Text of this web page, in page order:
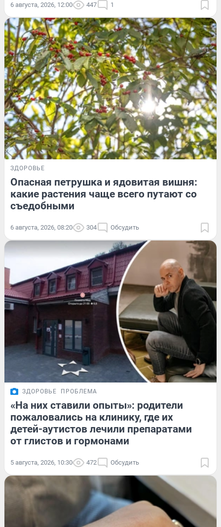
6 августа, 2026, 12:00 447 1
ЗДОРОВЬЕ
Опасная петрушка и ядовитая вишня:
какие растения чаще всего путают со
съедобными
6 августа, 2026, 08:20 304 Обсудить
ЗДОРОВЬЕ ПРОБЛЕМА
«На них ставили опыты»: родители
пожаловались на клинику, где их
детей-аутистов лечили препаратами
от глистов и гормонами
5 августа, 2026, 10:30 472 Обсудить